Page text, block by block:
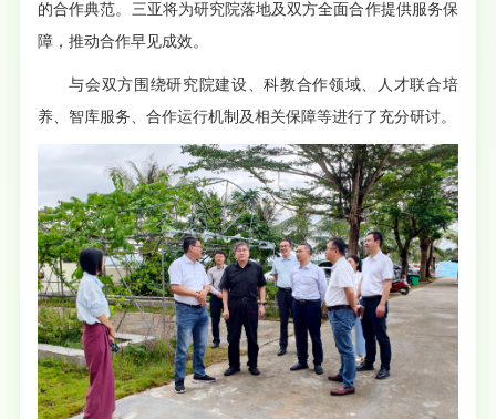
的合作典范。三亚将为研究院落地及双方全面合作提供服务保
障，推动合作早见成效。
与会双方围绕研究院建设、科教合作领域、人才联合培
养、智库服务、合作运行机制及相关保障等进行了充分研讨。